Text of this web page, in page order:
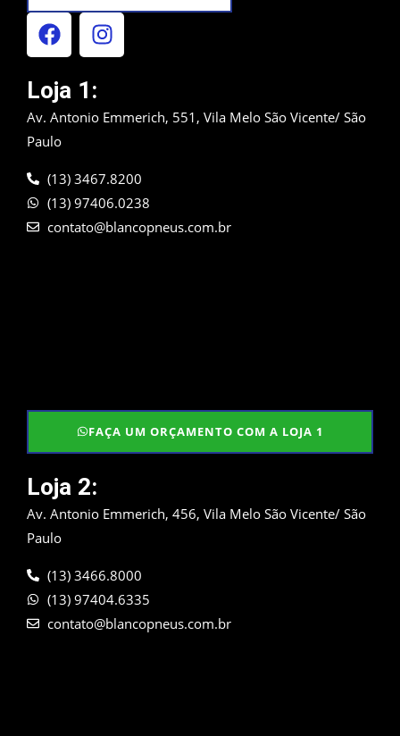
F
a
c
e
b
o
o
k
I
n
s
a
a
m
Loja 1:
Av. Antonio Emmerich, 551, Vila Melo São Vicente/ São
Paulo
(13) 3467.8200
(13) 97406.0238
contato@blancopneus.com.br
FAÇA UM ORÇAMENTO COM A LOJA 1
Loja 2:
Av. Antonio Emmerich, 456, Vila Melo São Vicente/ São
Paulo
(13) 3466.8000
(13) 97404.6335
contato@blancopneus.com.br